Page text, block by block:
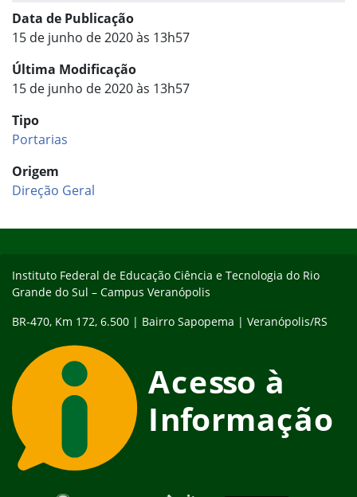
Data de Publicação
15 de junho de 2020 às 13h57
Última Modificação
15 de junho de 2020 às 13h57
Tipo
Portarias
Origem
Direção Geral
Instituto Federal de Educação Ciência e Tecnologia do Rio
Grande do Sul – Campus Veranópolis
BR-470, Km 172, 6.500 | Bairro Sapopema | Veranópolis/RS